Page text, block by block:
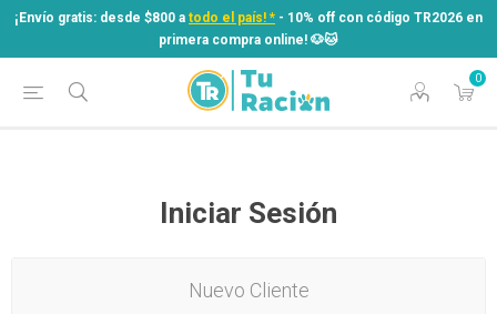
¡Envío gratis: desde $800 a todo el país! * - 10% off con código TR2026 en
primera compra online! ​🐶​🐱
0
¡Envío gratis: desde $800 atodo el país! *
- 10% off con código TR2026 en
primera compra online! ​🐶​🐱
Iniciar Sesión
Nuevo Cliente